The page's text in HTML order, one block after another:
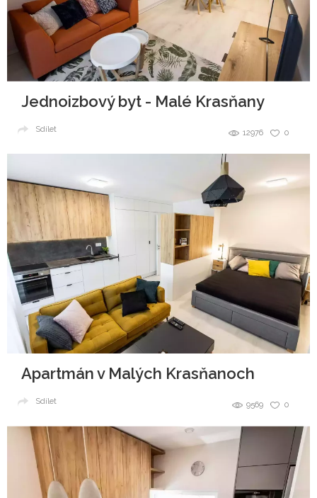
Jednoizbový byt - Malé Krasňany
0
12976
Sdílet
Apartmán v Malých Krasňanoch
0
9569
Sdílet